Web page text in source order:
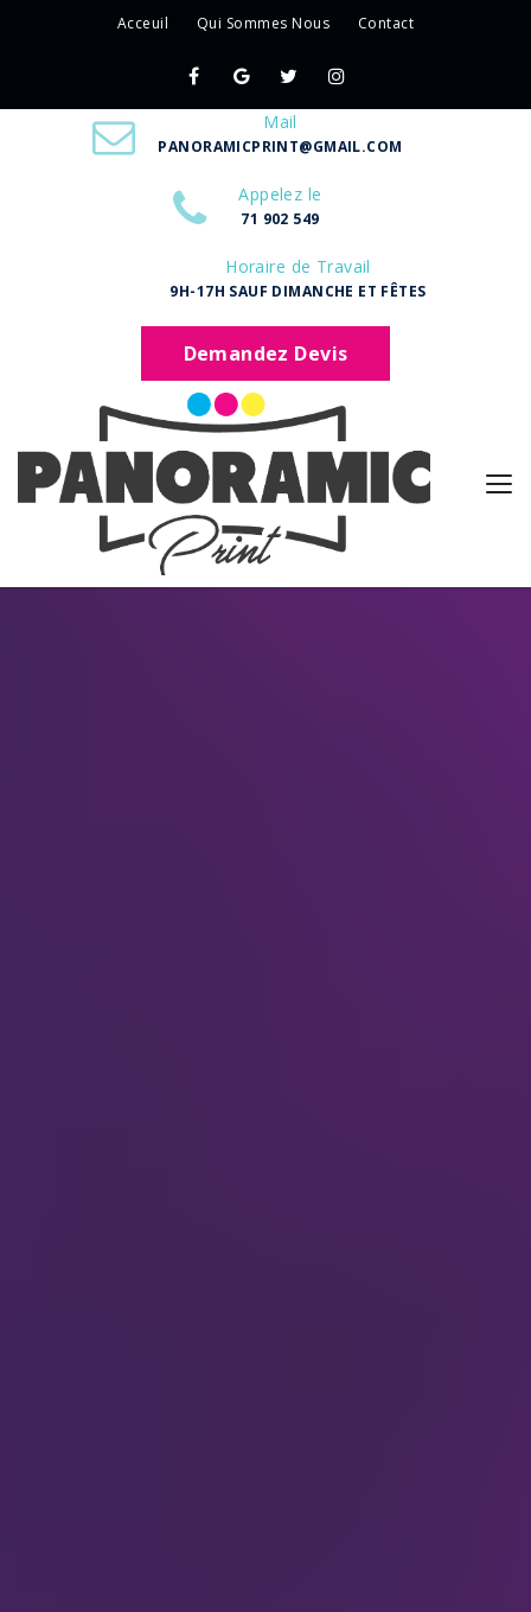
Acceuil Qui Sommes Nous Contact
Mail
PANORAMICPRINT@GMAIL.COM
Appelez le
71 902 549
Horaire de Travail
9H-17H SAUF DIMANCHE ET FÊTES
Demandez Devis